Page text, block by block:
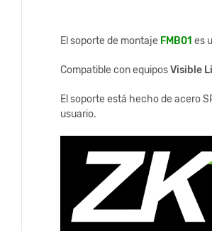
El soporte de montaje FMB01 es
Compatible con equiposVisible
El soporte está hecho de acero
usuario.